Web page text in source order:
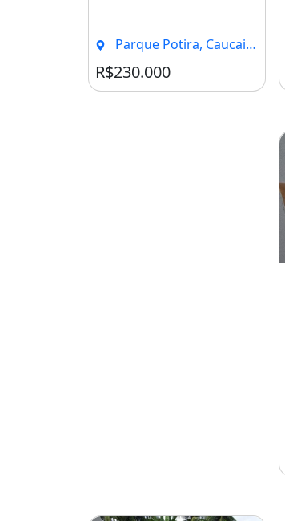
Parque Potira, Caucaia - CE
R$230.000